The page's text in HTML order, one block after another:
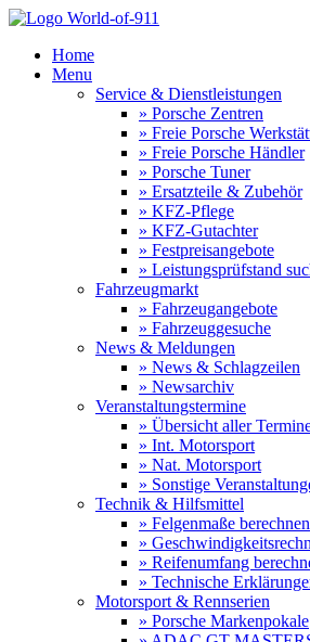
Home
Menu
Service & Dienstleistungen
» Porsche Zentren
» Freie Porsche
» Freie Porsche Händler
» Porsche Tuner
» Ersatzteile & Zubehör
» KFZ-Pflege
» KFZ-Gutachter
» Festpreisangebote
» Leistungsprüfstand
Fahrzeugmarkt
» Fahrzeugangebote
» Fahrzeuggesuche
News & Meldungen
» News & Schlagzeilen
» Newsarchiv
Veranstaltungstermine
» Übersicht aller
» Int. Motorsport
» Nat. Motorsport
» Sonstige
Technik & Hilfsmittel
» Felgenmaße berechnen
»
» Reifenumfang
» Technische
Motorsport & Rennserien
» Porsche Markenpokale